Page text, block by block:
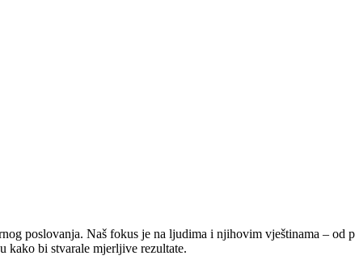
poslovanja. Naš fokus je na ljudima i njihovim vještinama – od
kako bi stvarale mjerljive rezultate.